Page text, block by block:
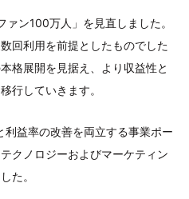
ン100万人」を見直しました。
回利用を前提としたものでした
格展開を見据え、より収益性と
行していきます。
益率の改善を両立する事業ポー
クノロジーおよびマーケティン
た。